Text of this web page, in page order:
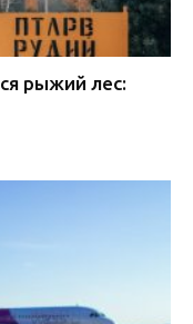
рыжий лес: